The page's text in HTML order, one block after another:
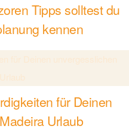
Tipps solltest du
kennen
für Deinen
Urlaub